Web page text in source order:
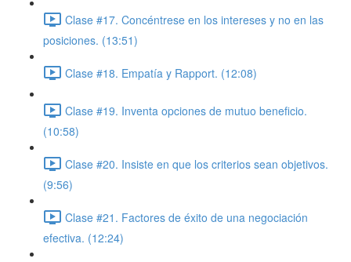
Clase #17. Concéntrese en los intereses y no en las
posiciones. (13:51)
Clase #18. Empatía y Rapport. (12:08)
Clase #19. Inventa opciones de mutuo beneficio.
(10:58)
Clase #20. Insiste en que los criterios sean objetivos.
(9:56)
Clase #21. Factores de éxito de una negociación
efectiva. (12:24)